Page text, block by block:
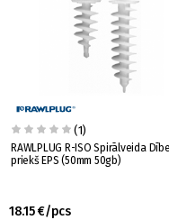
(1)
RAWLPLUG R-ISO Spirālveida
priekš EPS (50mm 50gb)
18.15 €/pcs